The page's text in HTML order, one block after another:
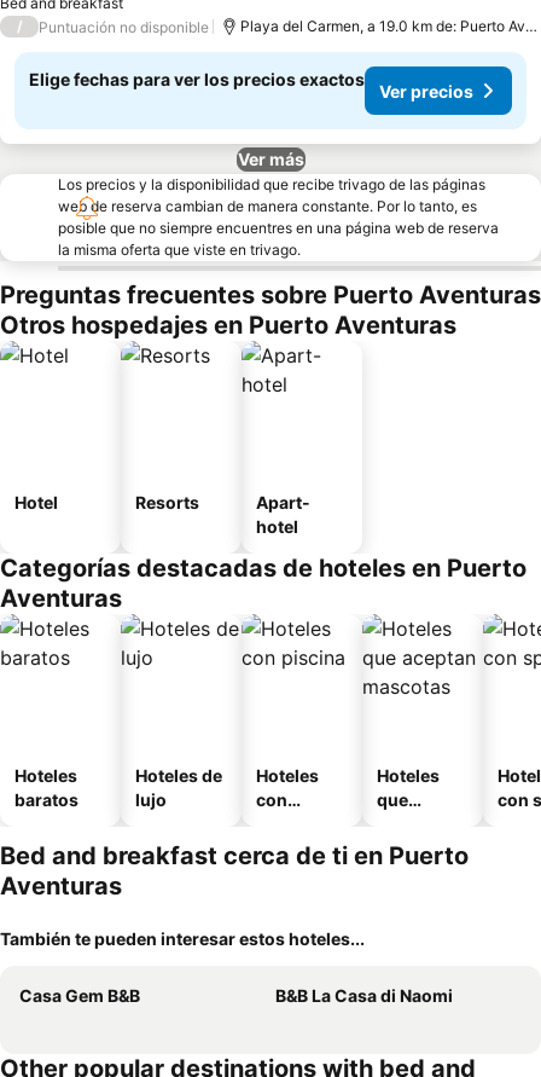
/ Puntuación no disponible Playa del Carmen, a 19.0 km de: Puerto Aventuras
Elige fechas para ver los precios exactos
Ver precios
Ver más
Los precios y la disponibilidad que recibe trivago de las páginas
web de reserva cambian de manera constante. Por lo tanto, es
posible que no siempre encuentres en una página web de reserva
la misma oferta que viste en trivago.
Preguntas frecuentes sobre Puerto Aventuras
Otros hospedajes en Puerto Aventuras
Hotel Resorts
Apart-
hotel
Categorías destacadas de hoteles en Puerto
Aventuras
Hoteles
baratos
Hoteles de
lujo
Hoteles
con
Hoteles
que
mascotas
con
Bed and breakfast cerca de ti en Puerto
Aventuras
También te pueden interesar estos hoteles...
Casa Gem B&B B&B La Casa di Naomi
Other popular destinations with bed and